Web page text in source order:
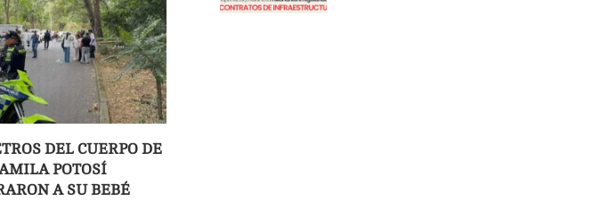
DEL CUERPO DE
POTOSÍ
A SU BEBÉ